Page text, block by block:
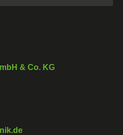
& Co. KG